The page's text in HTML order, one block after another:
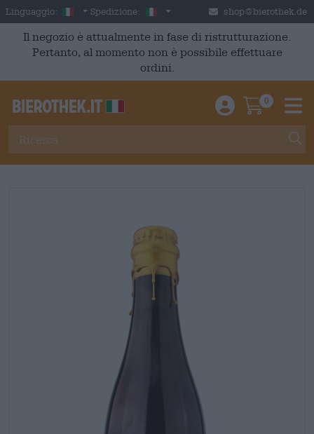
Skip to main content
Linguaggio: Italian
Spedizione: Italia shop@bierothek.de
Il negozio è attualmente in fase di ristrutturazione.
Pertanto, al momento non è possibile effettuare
ordini.
Einloggen /
0